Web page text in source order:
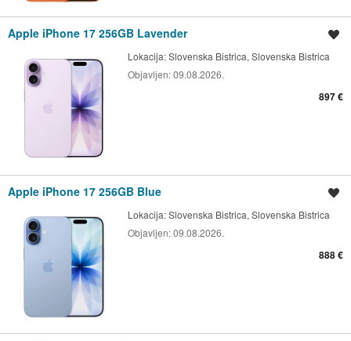
Apple iPhone 17 256GB Lavender
Lokacija:Slovenska Bistrica, Slovenska Bistrica
Objavljen:09.08.2026.
897 €
Apple iPhone 17 256GB Blue
Lokacija:Slovenska Bistrica, Slovenska Bistrica
Objavljen:09.08.2026.
888 €